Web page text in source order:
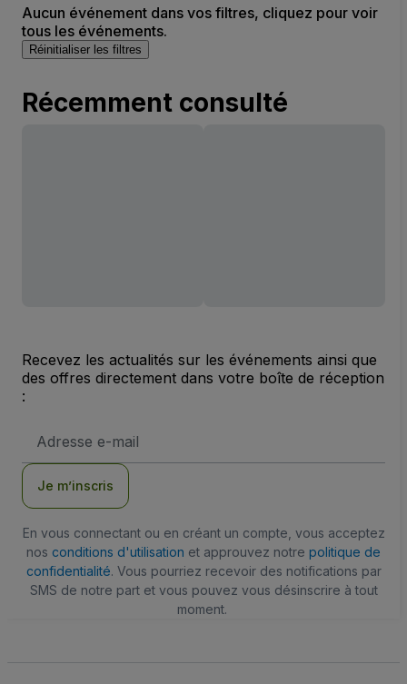
Aucun événement dans vos filtres, cliquez pour voir
tous les événements.
Réinitialiser les filtres
Récemment consulté
Recevez les actualités sur les événements ainsi que
des offres directement dans votre boîte de réception
:
e-
Je m’inscris
En vous connectant ou en créant un compte, vous acceptez
nos conditions d'utilisation et approuvez notre politique de
confidentialité. Vous pourriez recevoir des notifications par
SMS de notre part et vous pouvez vous désinscrire à tout
moment.